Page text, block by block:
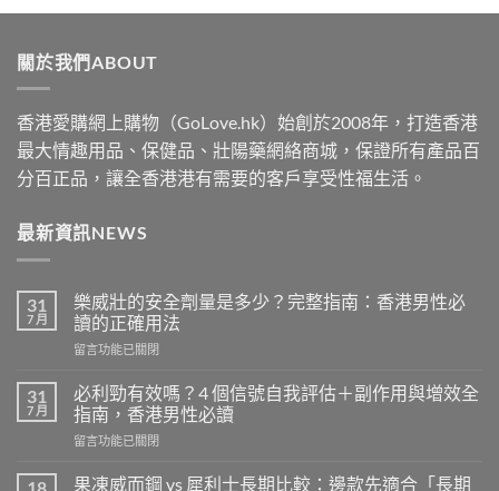
$519
關於我們ABOUT
香港愛購網上購物（GoLove.hk）始創於2008年，打造香港
最大情趣用品、保健品、壯陽藥網絡商城，保證所有產品百
分百正品，讓全香港港有需要的客戶享受性福生活。
最新資訊NEWS
31
7 月
樂威壯的安全劑量是多少？完整指南：香港男性必
讀的正確用法
在
威
壯
的
安
劑
留言功能已關閉
31
7 月
必利勁有效嗎？4 個信號自我評估＋副作用與增效全
指南，香港男性必讀
在
利
留言功能已關閉
果凍威而鋼 vs 犀利士長期比較：邊款先適合「長期